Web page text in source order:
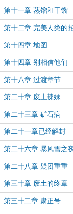
第十一章 蒸馏和干馏
第十二章 完美人类的
第十四章 地图
第十四章 别相信他们
第十八章 过渡章节
第二十章 废土辣妹
第二十三章 矿石病
第二十一章已经解封
第二十六章 暴风雪之
第二十八章 疑团重重
第三十章 废土的终章
第三十二章 肃正号